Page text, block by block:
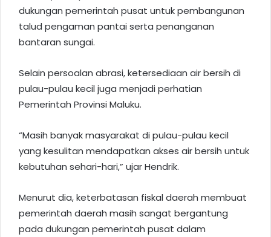
dukungan pemerintah pusat untuk pembangunan
talud pengaman pantai serta penanganan
bantaran sungai.
Selain persoalan abrasi, ketersediaan air bersih di
pulau-pulau kecil juga menjadi perhatian
Pemerintah Provinsi Maluku.
“Masih banyak masyarakat di pulau-pulau kecil
yang kesulitan mendapatkan akses air bersih untuk
kebutuhan sehari-hari,” ujar Hendrik.
Menurut dia, keterbatasan fiskal daerah membuat
pemerintah daerah masih sangat bergantung
pada dukungan pemerintah pusat dalam